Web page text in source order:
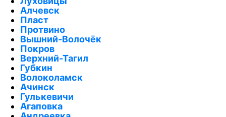
Алчевск
Пласт
Протвино
Вышний-Волочёк
Покров
Верхний-Тагил
Губкин
Волоколамск
Ачинск
Гулькевичи
Агаповка